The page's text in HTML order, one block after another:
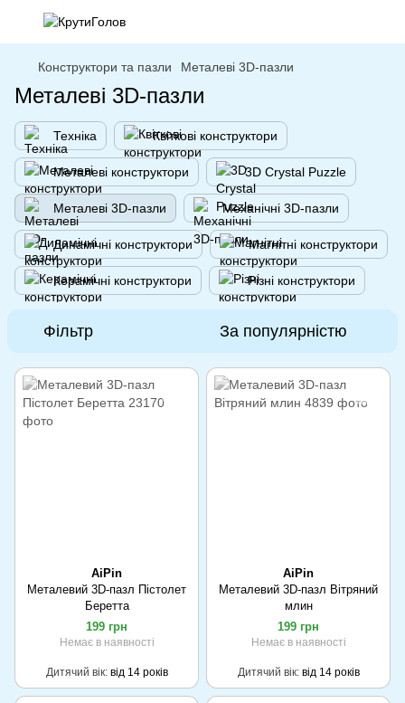
Конструктори та пазли Металеві 3D-пазли
Металеві 3D-пазли
Техніка Квіткові конструктори
Металеві конструктори 3D Crystal Puzzle
Металеві 3D-пазли Механічні 3D-пазли
Динамічні конструктори Магнітні конструктори
Керамічні конструктори Різні конструктори
Фільтр За популярністю
AiPin
Металевий 3D-пазл Пістолет
Беретта
199 грн
Немає в наявності
Дитячий вік від 14 років
AiPin
Металевий 3D-пазл Вітряний
млин
199 грн
Немає в наявності
Дитячий вік від 14 років